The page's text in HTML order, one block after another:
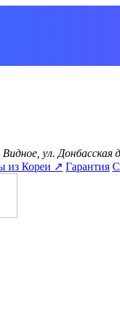
ул. Донбасская
из Кореи ↗ Гарантия